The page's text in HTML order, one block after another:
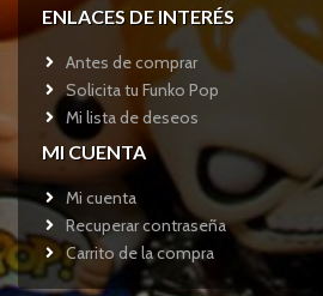
ENLACES DE INTERÉS
Antes de comprar
Solicita tu Funko Pop
Mi lista de deseos
MI CUENTA
Mi cuenta
Recuperar contraseña
Carrito de la compra